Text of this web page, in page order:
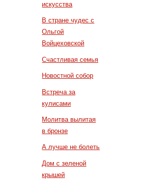
искусства
В стране чудес с
Ольгой
Войцеховской
Счастливая семья
Новостной собор
Встреча за
кулисами
Молитва вылитая
в бронзе
А лучше не болеть
Дом с зеленой
крышей